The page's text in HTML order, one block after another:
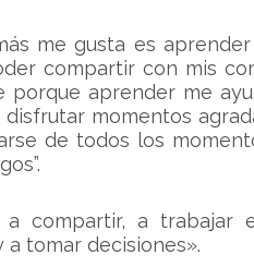
me gusta es
compartir con mis
porque aprender me
disfrutar momentos
de todos los
a compartir, a trabajar
a tomar decisiones».